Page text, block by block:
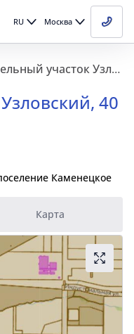
RU Москва
Земельный участок Узловский, 40 га
40
Каменецкое
Карта